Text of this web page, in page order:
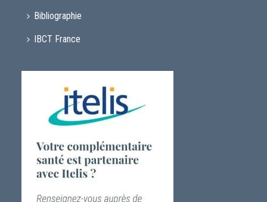
Bibliographie
IBCT France